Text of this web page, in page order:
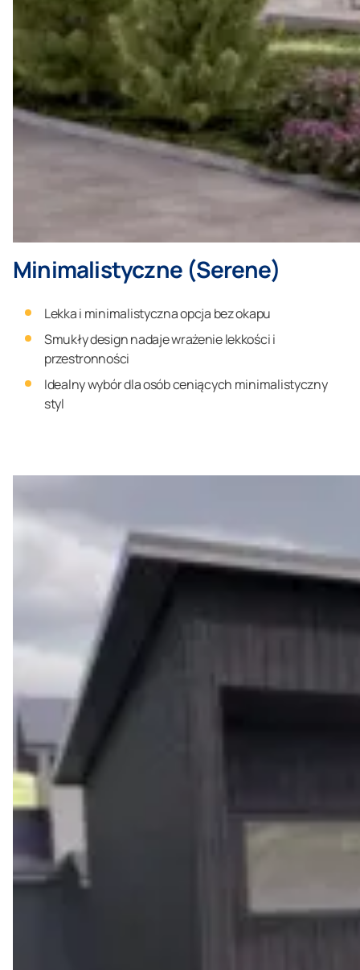
Minimalistyczne (Serene)
Lekka i minimalistyczna opcja bez okapu
Smukły design nadaje wrażenie lekkości i
przestronności
Idealny wybór dla osób ceniących minimalistyczny
styl